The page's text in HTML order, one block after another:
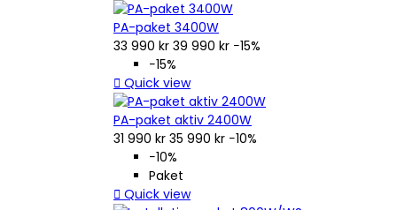
PA-paket 3400W
33 990 kr 39 990 kr −15%
−15%
 Quick view
PA-paket aktiv 2400W
31 990 kr 35 990 kr −10%
−10%
Paket
 Quick view